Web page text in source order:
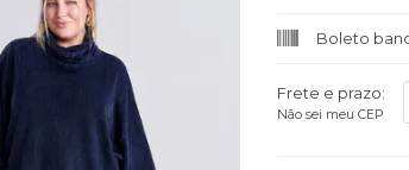
Boleto
Frete e prazo:
Não sei meu CEP